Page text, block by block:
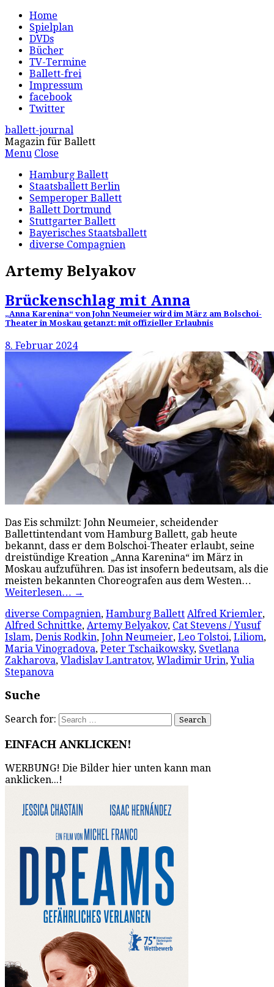
Home
Spielplan
DVDs
Bücher
TV-Termine
Ballett-frei
Impressum
facebook
Twitter
ballett-journal
Magazin für Ballett
Menu Close
Hamburg Ballett
Staatsballett Berlin
Semperoper Ballett
Ballett Dortmund
Stuttgarter Ballett
Bayerisches Staatsballett
diverse Compagnien
Artemy Belyakov
Brückenschlag mit Anna
„Anna Karenina“ von John Neumeier wird im März am Bolschoi-
Theater in Moskau getanzt: mit offizieller Erlaubnis
8. Februar 2024
Das Eis schmilzt: John Neumeier, scheidender
Ballettintendant vom Hamburg Ballett, gab heute
bekannt, dass er dem Bolschoi-Theater erlaubt, seine
dreistündige Kreation „Anna Karenina“ im März in
Moskau aufzuführen. Das ist insofern bedeutsam, als die
meisten bekannten Choreografen aus dem Westen…
Weiterlesen… →
diverse Compagnien, Hamburg Ballett Alfred Kriemler,
Alfred Schnittke, Artemy Belyakov, Cat Stevens / Yusuf
Islam, Denis Rodkin, John Neumeier, Leo Tolstoi, Liliom,
Maria Vinogradova, Peter Tschaikowsky, Svetlana
Zakharova, Vladislav Lantratov, Wladimir Urin,Yulia
Stepanova
Suche
Search for:
EINFACH ANKLICKEN!
WERBUNG! Die Bilder hier unten kann man
anklicken...!